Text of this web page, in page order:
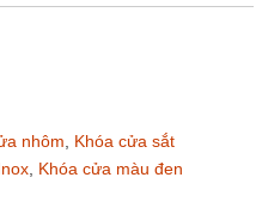
nhôm
Khóa cửa sắt
, Khóa cửa màu đen